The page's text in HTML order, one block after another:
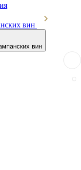
вин
вин